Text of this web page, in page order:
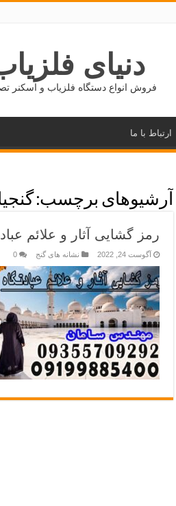
دنیای
فروش انواع دستگاه فلزیاب و اسکنر
ارتباط با ما
آرشیوهای برچسب:
رمز گشایی آثار و علائم
آگوست 24, 2022 نشانه های گنج 0